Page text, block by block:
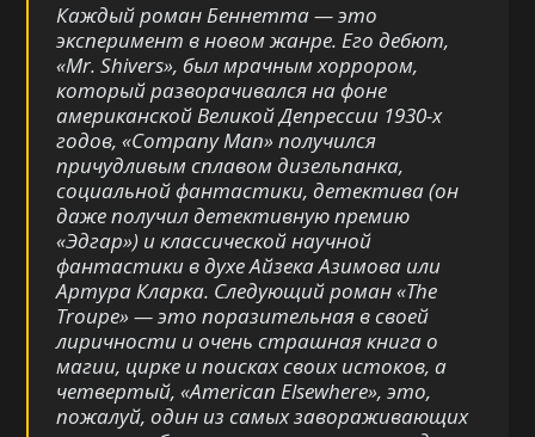
Каждый роман Беннетта — это
эксперимент в новом жанре. Его дебют,
«Mr. Shivers», был мрачным хоррором,
который разворачивался на фоне
американской Великой Депрессии 1930-х
годов, «Company Man» получился
причудливым сплавом дизельпанка,
социальной фантастики, детектива (он
даже получил детективную премию
«Эдгар») и классической научной
фантастики в духе Айзека Азимова или
Артура Кларка. Следующий роман «The
Troupe» — это поразительная в своей
лиричности и очень страшная книга о
магии, цирке и поисках своих истоков, а
четвертый, «American Elsewhere», это,
пожалуй, один из самых завораживающих